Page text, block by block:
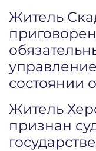
Житель
состоянии
Житель
признан